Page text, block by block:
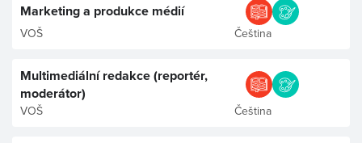
Marketing a produkce médií
VOŠ Čeština
Multimediální redakce (reportér,
moderátor)
VOŠ Čeština